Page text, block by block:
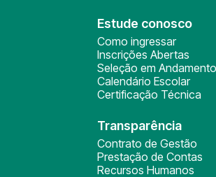
Estude conosco
Como ingressar
Inscrições Abertas
Seleção em Andamento
Calendário Escolar
Certificação Técnica
Transparência
Contrato de Gestão
Prestação de Contas
Recursos Humanos